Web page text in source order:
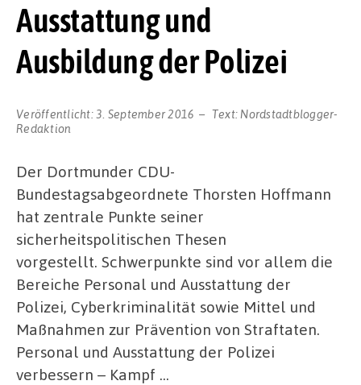
Ausstattung und
Ausbildung der Polizei
Veröffentlicht:3. September 2016 Text: Nordstadtblogger-
Redaktion
Der Dortmunder CDU-
Bundestagsabgeordnete Thorsten Hoffmann
hat zentrale Punkte seiner
sicherheitspolitischen Thesen
vorgestellt. Schwerpunkte sind vor allem die
Bereiche Personal und Ausstattung der
Polizei, Cyberkriminalität sowie Mittel und
Maßnahmen zur Prävention von Straftaten.
Personal und Ausstattung der Polizei
verbessern – Kampf …